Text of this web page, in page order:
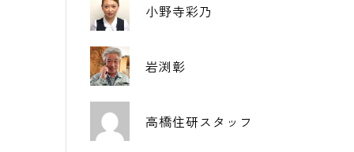
小野寺彩乃
岩渕彰
高橋住研スタッフ